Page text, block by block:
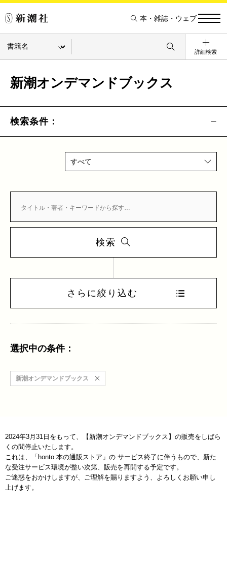
本・雑誌・ウェブ
詳細検索
新潮オンデマンドブックス
検索条件：
すべて
検索
さらに絞り込む
選択中の条件：
新潮オンデマンドブックス
2024年3月31日をもって、【新潮オンデマンドブックス】の販売をしばら
くの間停止いたします。
これは、「honto 本の通販ストア」の サービス終了に伴うもので、新た
な受注サービス環境が整い次第、販売を再開する予定です。
ご迷惑をおかけしますが、ご理解を賜りますよう、よろしくお願い申し
上げます。